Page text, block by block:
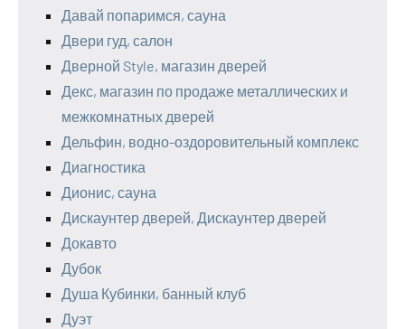
Давай попаримся, сауна
Двери гуд, салон
Дверной Style, магазин дверей
Декс, магазин по продаже металлических и
межкомнатных дверей
Дельфин, водно-оздоровительный комплекс
Диагностика
Дионис, сауна
Дискаунтер дверей, Дискаунтер дверей
Докавто
Дубок
Душа Кубинки, банный клуб
Дуэт